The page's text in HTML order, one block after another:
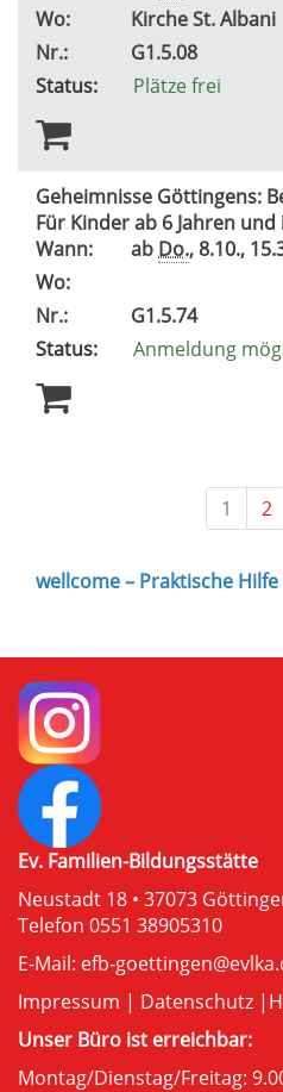
Wo:
Kirche St. Albani
Nr.:
G1.5.08
Status:
Plätze frei
Geheimnisse Göttingens:
Für Kinder ab 6 Jahren
Wann:
ab Do., 8.10.,
Wo:
Nr.:
G1.5.74
Status:
Anmeldung
1 2
wellcome – Praktische
Ev. Familien-Bildungsstätte
Neustadt 18 • 37073
Telefon 0551 38905310
E-Mail: efb-
Impressum | Datenschutz |
Unser Büro ist erreichbar:
Montag/Dienstag/Freitag: